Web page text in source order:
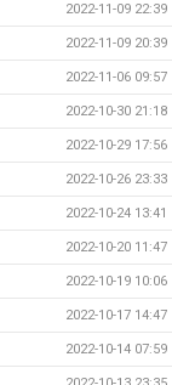
2022-11-09 22:39
2022-11-09 20:39
2022-11-06 09:57
2022-10-30 21:18
2022-10-29 17:56
2022-10-26 23:33
2022-10-24 13:41
2022-10-20 11:47
2022-10-19 10:06
2022-10-17 14:47
2022-10-14 07:59